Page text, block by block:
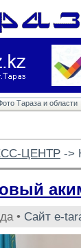
Тараза и области
ЦЕНТР ->
• Сайт e-